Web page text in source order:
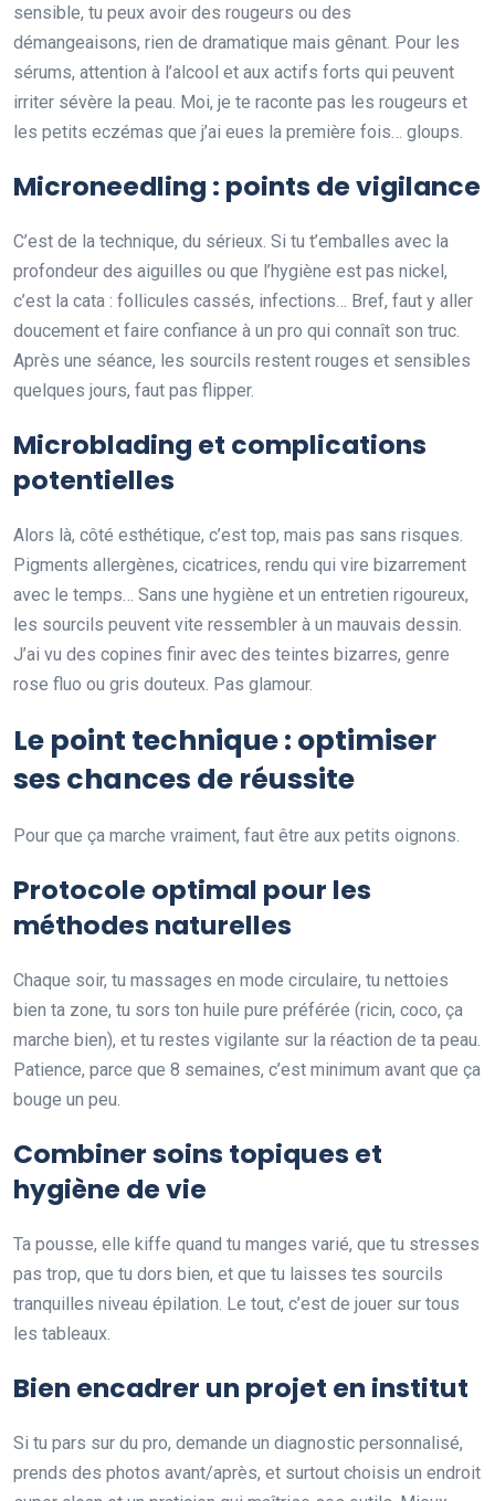
sensible, tu peux avoir des rougeurs ou des
démangeaisons, rien de dramatique mais gênant. Pour les
sérums, attention à l’alcool et aux actifs forts qui peuvent
irriter sévère la peau. Moi, je te raconte pas les rougeurs et
les petits eczémas que j’ai eues la première fois… gloups.
Microneedling : points de vigilance
C’est de la technique, du sérieux. Si tu t’emballes avec la
profondeur des aiguilles ou que l’hygiène est pas nickel,
c’est la cata : follicules cassés, infections… Bref, faut y aller
doucement et faire confiance à un pro qui connaît son truc.
Après une séance, les sourcils restent rouges et sensibles
quelques jours, faut pas flipper.
Microblading et complications
potentielles
Alors là, côté esthétique, c’est top, mais pas sans risques.
Pigments allergènes, cicatrices, rendu qui vire bizarrement
avec le temps… Sans une hygiène et un entretien rigoureux,
les sourcils peuvent vite ressembler à un mauvais dessin.
J’ai vu des copines finir avec des teintes bizarres, genre
rose fluo ou gris douteux. Pas glamour.
Le point technique : optimiser
ses chances de réussite
Pour que ça marche vraiment, faut être aux petits oignons.
Protocole optimal pour les
méthodes naturelles
Chaque soir, tu massages en mode circulaire, tu nettoies
bien ta zone, tu sors ton huile pure préférée (ricin, coco, ça
marche bien), et tu restes vigilante sur la réaction de ta peau.
Patience, parce que 8 semaines, c’est minimum avant que ça
bouge un peu.
Combiner soins topiques et
hygiène de vie
Ta pousse, elle kiffe quand tu manges varié, que tu stresses
pas trop, que tu dors bien, et que tu laisses tes sourcils
tranquilles niveau épilation. Le tout, c’est de jouer sur tous
les tableaux.
Bien encadrer un projet en institut
Si tu pars sur du pro, demande un diagnostic personnalisé,
prends des photos avant/après, et surtout choisis un endroit